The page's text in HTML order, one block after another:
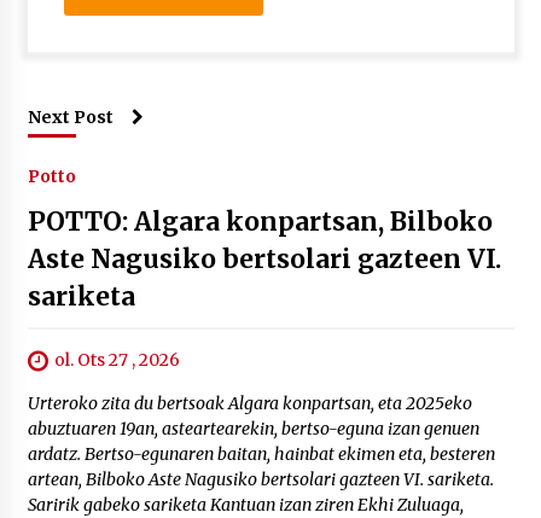
Next Post
Potto
POTTO: Algara konpartsan, Bilboko
Aste Nagusiko bertsolari gazteen VI.
sariketa
ol. Ots 27 , 2026
Urteroko zita du bertsoak Algara konpartsan, eta 2025eko
abuztuaren 19an, asteartearekin, bertso-eguna izan genuen
ardatz. Bertso-egunaren baitan, hainbat ekimen eta, besteren
artean, Bilboko Aste Nagusiko bertsolari gazteen VI. sariketa.
Saririk gabeko sariketa Kantuan izan ziren Ekhi Zuluaga,